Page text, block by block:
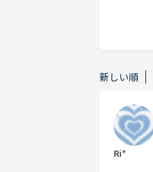
新しい順
Ri*